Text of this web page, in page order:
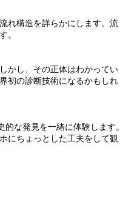
れ構造を詳らかにします。流
。
かし、その正体はわかってい
初の診断技術になるかもしれ
な発見を一緒に体験します。
にちょっとした工夫をして観